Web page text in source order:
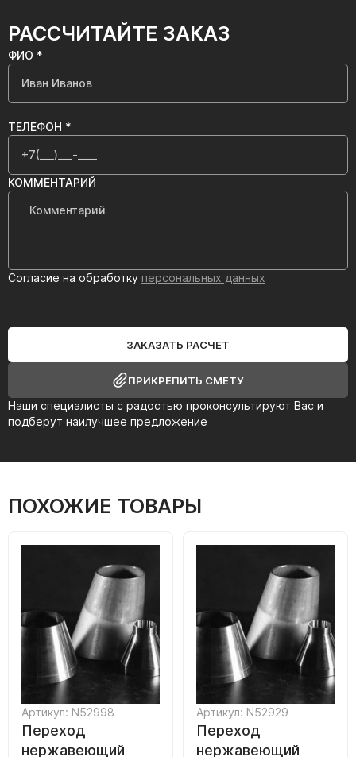
РАССЧИТАЙТЕ ЗАКАЗ
Наши специалисты с радостью проконсультируют Вас и
подберут наилучшее предложение
ФИО *
ТЕЛЕФОН *
КОММЕНТАРИЙ
Согласие на обработку персональных данных
ЗАКАЗАТЬ РАСЧЕТ
ПРИКРЕПИТЬ СМЕТУ
ПОХОЖИЕ ТОВАРЫ
Артикул: N52998
Переход
нержавеющий
Артикул: N52929
Переход
нержавеющий